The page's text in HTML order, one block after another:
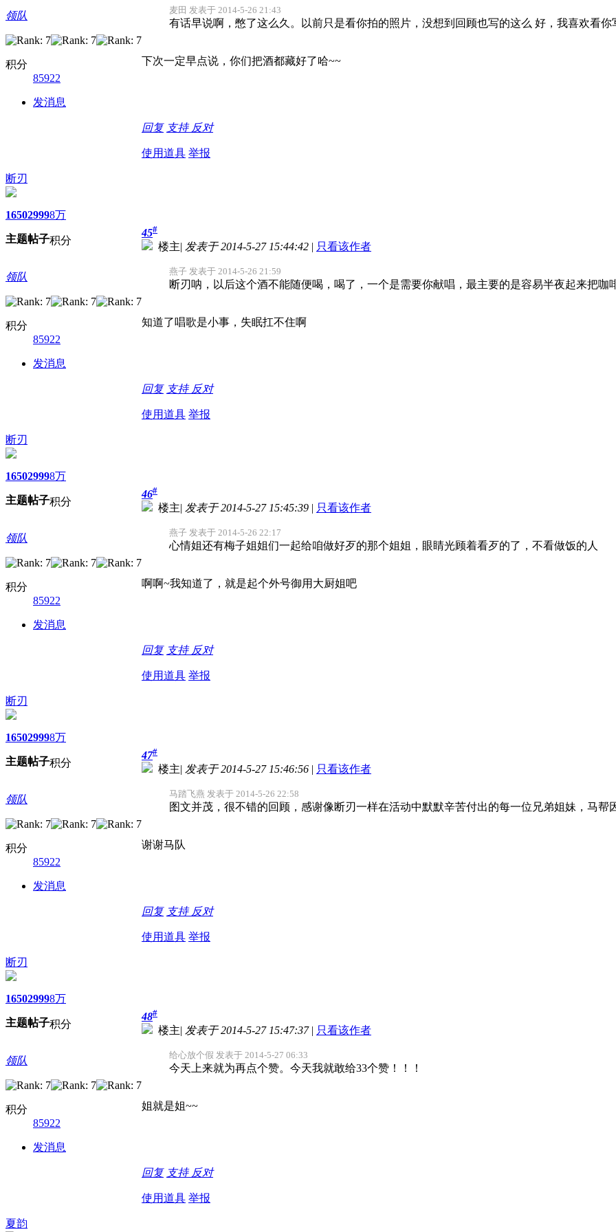
领队
积分
85922
发消息
麦田 发表于 2014-5-26 21:43
有话早说啊，憋了这么久。以前只是看你拍的照片，没想到回顾也写的这么 好，我喜欢看你
下次一定早点说，你们把酒都藏好了哈~~
回复 支持 反对
使用道具 举报
断刃
1650
主题
2999
帖子
8万
积分
领队
积分
85922
发消息
45#
楼主| 发表于 2014-5-27 15:44:42 | 只看该作者
燕子 发表于 2014-5-26 21:59
断刃呐，以后这个酒不能随便喝，喝了，一个是需要你献唱，最主要的是容易半夜起来把咖
知道了唱歌是小事，失眠扛不住啊
回复 支持 反对
使用道具 举报
断刃
1650
主题
2999
帖子
8万
积分
领队
积分
85922
发消息
46#
楼主| 发表于 2014-5-27 15:45:39 | 只看该作者
燕子 发表于 2014-5-26 22:17
心情姐还有梅子姐姐们一起给咱做好歹的那个姐姐，眼睛光顾着看歹的了，不看做饭的人
啊啊~我知道了，就是起个外号御用大厨姐吧
回复 支持 反对
使用道具 举报
断刃
1650
主题
2999
帖子
8万
积分
领队
积分
85922
发消息
47#
楼主| 发表于 2014-5-27 15:46:56 | 只看该作者
马踏飞燕 发表于 2014-5-26 22:58
图文并茂，很不错的回顾，感谢像断刃一样在活动中默默辛苦付出的每一位兄弟姐妹，马帮
谢谢马队
回复 支持 反对
使用道具 举报
断刃
1650
主题
2999
帖子
8万
积分
领队
积分
85922
发消息
48#
楼主| 发表于 2014-5-27 15:47:37 | 只看该作者
给心放个假 发表于 2014-5-27 06:33
今天上来就为再点个赞。今天我就敢给33个赞！！！
姐就是姐~~
回复 支持 反对
使用道具 举报
夏韵